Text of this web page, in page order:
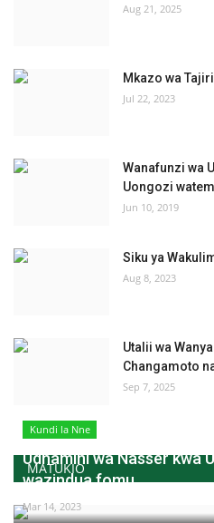
Aug 21, 2025
Mkazo wa
Jul 22, 2023
Wanafunzi wa
Uongozi
Jun 10, 2019
Siku ya
Aug 8, 2023
Utalii wa
Changamoto
Sep 7, 2025
MATUKIO
Kundi la Nne
Udhamini wa Nasser kwa
wazindua fomu...
Mar 14, 2023